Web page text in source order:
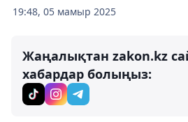
19:48, 05 мамыр 2025
Жаңалықтан zakon.kz
хабардар болыңыз: